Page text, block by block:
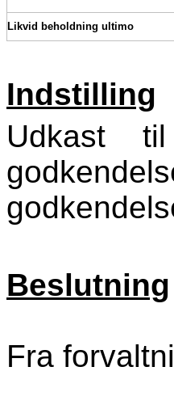
Likvid beholdning ultimo
Indstilling
Udkast
Beslutning
Fra